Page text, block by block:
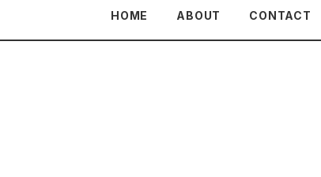
HOME ABOUT CONTACT